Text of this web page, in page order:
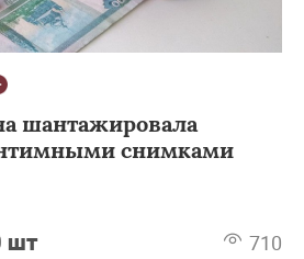
шантажировала
снимками
шт 710